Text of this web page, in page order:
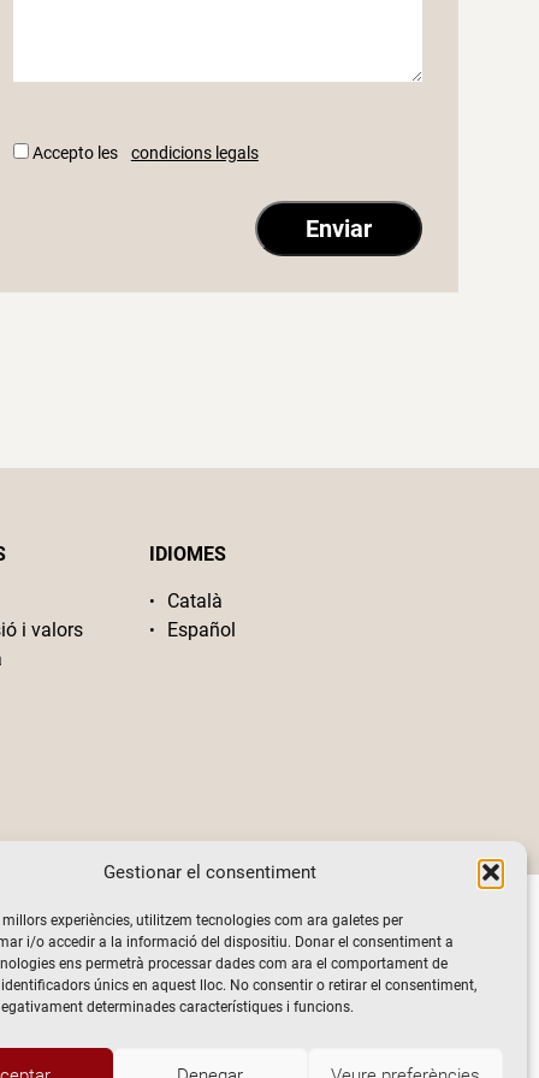
Gestionar el consentiment
millors experiències, utilitzem tecnologies com ara galetes per
i/o accedir a la informació del dispositiu. Donar el consentiment a
ens permetrà processar dades com ara el comportament de
únics en aquest lloc. No consentir o retirar el consentiment,
determinades característiques i funcions.
Accepto les condicions legals
i valors
IDIOMES
Català
Español